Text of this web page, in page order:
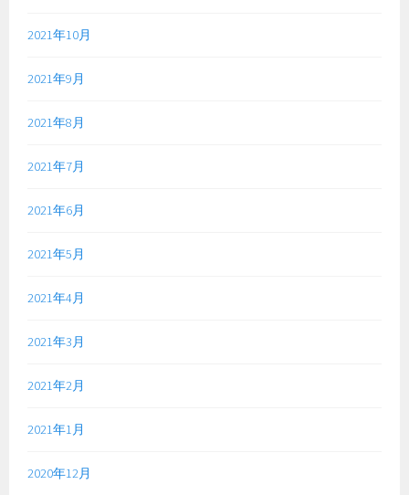
2021年10月
2021年9月
2021年8月
2021年7月
2021年6月
2021年5月
2021年4月
2021年3月
2021年2月
2021年1月
2020年12月